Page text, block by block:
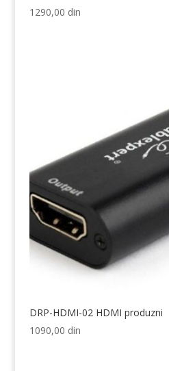
1290,00 din
DRP-HDMI-02 HDMI produzni
1090,00 din